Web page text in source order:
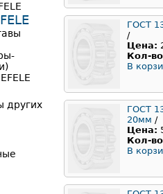
ГОСТ
/
Цена:
Кол-
В
ГОСТ
20мм /
Цена:
Кол-
В
других